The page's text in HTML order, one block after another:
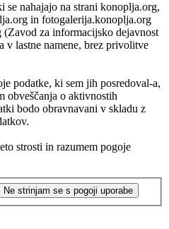
nahajajo na strani konoplja.org,
in fotogalerija.konoplja.org
za informacijsko dejavnost
v lastne namene, brez privolitve
podatke, ki sem jih posredoval-a,
obveščanja o aktivnostih
bodo obravnavani v skladu z
strosti in razumem pogoje